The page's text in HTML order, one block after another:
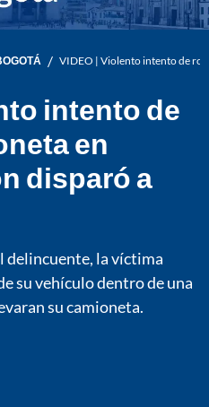
/ VIDEO | Violento intento de
intento de
en
disparó a
delincuente, la víctima
su vehículo dentro de una
su camioneta.